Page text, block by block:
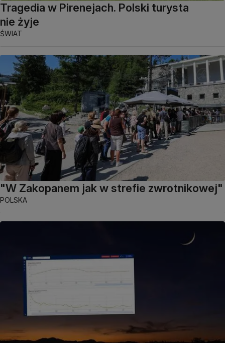
Tragedia w Pirenejach. Polski turysta
nie żyje
ŚWIAT
"W Zakopanem jak w strefie zwrotnikowej"
POLSKA